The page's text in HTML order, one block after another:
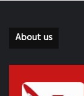
About us